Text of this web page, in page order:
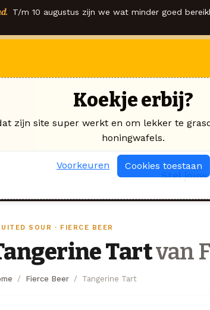
T/m 10 augustus zijn we wat minder goed
Stel jouw
SOUR · FIERCE BEER
Tartvan
Fierce Beer Tangerine Tart
Koekje erbij?
zijn site super werkt en om lekker te
honingwafels.
Voorkeuren Cookies toestaan